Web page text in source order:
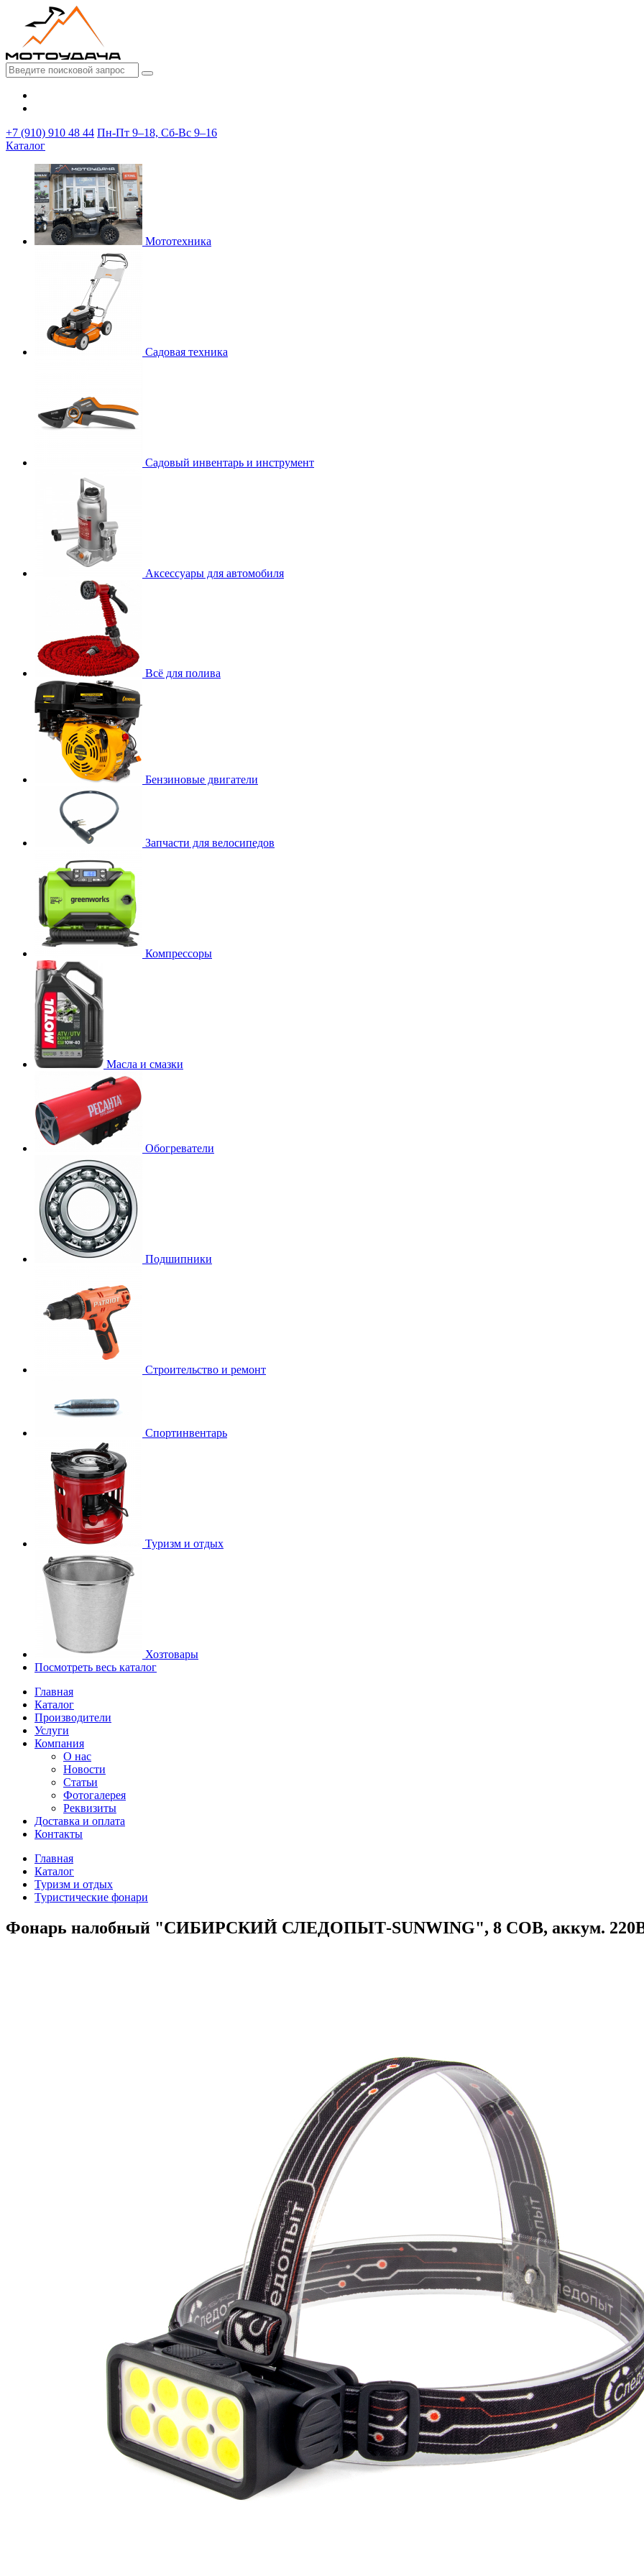
+7 (910) 910 48 44 Пн-Пт 9–18, Сб-Вс 9–16
Каталог
Мототехника
Садовая техника
Садовый инвентарь и инструмент
Аксессуары для автомобиля
Всё для полива
Бензиновые двигатели
Запчасти для велосипедов
Компрессоры
Масла и смазки
Обогреватели
Подшипники
Строительство и ремонт
Спортинвентарь
Туризм и отдых
Хозтовары
Посмотреть весь каталог
Главная
Каталог
Производители
Услуги
Компания
О нас
Новости
Статьи
Фотогалерея
Реквизиты
Доставка и оплата
Контакты
Главная
Каталог
Туризм и отдых
Туристические фонари
Фонарь налобный "СИБИРСКИЙ СЛЕДОПЫТ-SUNWING", 8 СОВ, аккум.